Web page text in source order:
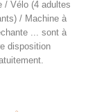
/ Vélo (4 adultes
/ Machine à
... sont à
disposition